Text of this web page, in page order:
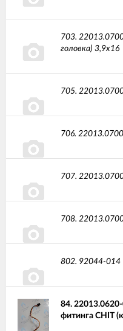
703.
головка) 3,9х16
705.
706.
707.
708.
802. 92044-014
84.
фитинга CHIT